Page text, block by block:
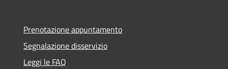
Prenotazione appuntamento
Segnalazione disservizio
Leggi le FAQ